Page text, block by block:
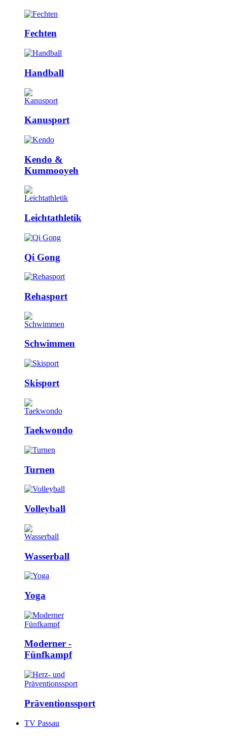
Fechten
Handball
Kanusport
Kendo &
Kummooyeh
Leicht­athletik
Qi Gong
Rehasport
Schwimmen
Skisport
Taekwondo
Turnen
Volleyball
Wasserball
Yoga
Moderner ­
Fünfkampf
Präventions­sport
TV Passau